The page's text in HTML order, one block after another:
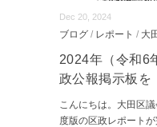
Dec 20, 2024
ブログ / レポート / 大
2024年（令和6
政公報掲示板を
こんにちは。大田区
度版の区政レポート